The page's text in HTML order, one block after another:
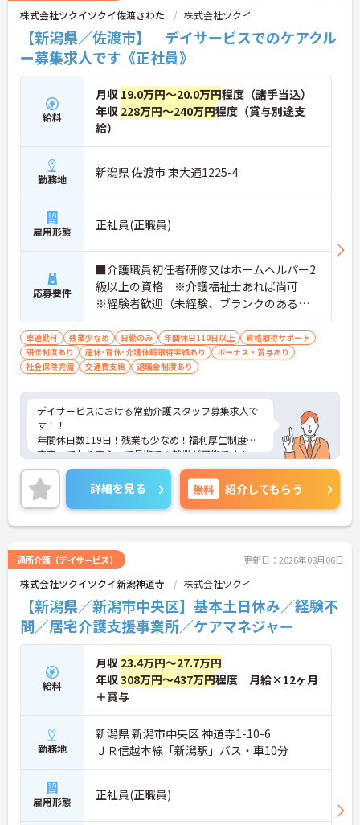
おり、働きながらスキルアップを目指せます。ま
た、全国展開する同社ならではの多彩なキャリアパ
スがあり、管理職や専門職への挑戦、異なるサービ
スへのキャリアチェンジも可能です。一人ひとりの
「なりたい姿」を応援し、成長をバックアップする
体制が整っています。
株式会社ツクイツクイ佐渡さわた 株式会社ツクイ
【新潟県／佐渡市】 デイサービスでのケアクル
ー募集求人です《正社員》
給料
月収 19.0万円～20.0万円程度（諸手当込）
年収 228万円～240万円程度（賞与別途支
給）
勤務地 新潟県 佐渡市 東大通1225-4
雇用形態 正社員(正職員)
応募要件
■介護職員初任者研修又はホームヘルパー2
級以上の資格 ※介護福祉士あれば尚可
※経験者歓迎（未経験、ブランクのある方
相談可能） ■普通自動車運転免許（AT限定
可）
車通勤可 残業少なめ 日勤のみ 年間休日110日以上
資格取得サポート
研修制度あり
産休･育休･介護休暇取得実績あり
ボーナス・賞与あり
社会保険完備
交通費支給 退職金制度あり
デイサービスにおける常勤介護スタッフ募集求人で
す！！
年間休日数119日！残業も少なめ！福利厚生制度が
充実しており安心して長期での就業が可能です！
ご興味ある方には、面接のポイントなど、さらに詳
細をお話致しますのでお気軽にご相談ください。
詳細を見る 無料 紹介してもらう
通所介護（デイサービス） 更新日：2026年08月06日
株式会社ツクイツクイ新潟神道寺 株式会社ツクイ
【新潟県／新潟市中央区】基本土日休み／経験不
問／居宅介護支援事業所／ケアマネジャー
給料
月収 23.4万円～27.7万円
年収308万円～437万円程度 月給×12ヶ月
＋賞与
勤務地
新潟県 新潟市中央区 神道寺1-10-6
ＪＲ信越本線「新潟駅」バス・車10分
雇用形態 正社員(正職員)